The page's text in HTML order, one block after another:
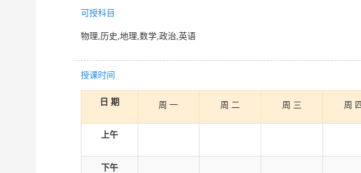
可授科目
物理,历史,地理,数学,政治,英语
授课时间
日 期 周 一 周 二 周 三 周
上午
下午